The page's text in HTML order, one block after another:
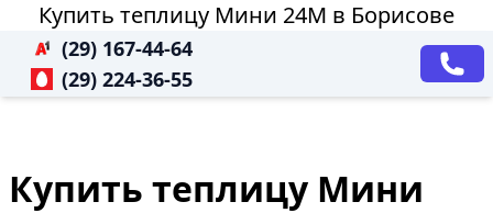
Купить теплицу Мини 24М в Борисове
(29) 167-44-64
(29) 224-36-55
Купить теплицу Мини